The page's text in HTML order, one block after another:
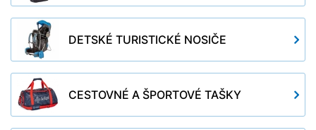
DETSKÉ TURISTICKÉ NOSIČE
CESTOVNÉ A ŠPORTOVÉ TAŠKY